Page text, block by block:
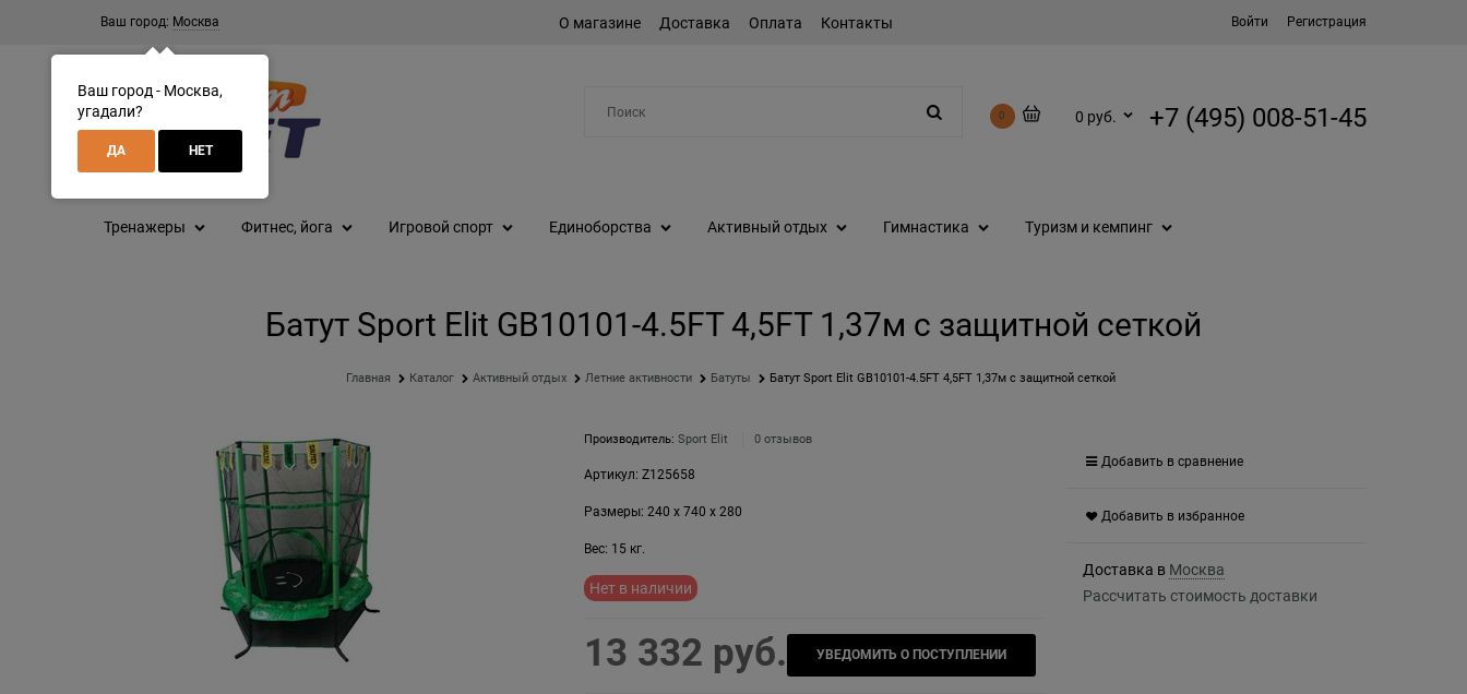
Ваш город: Москва О магазине Доставка Оплата Контакты Войти Регистрация
0 0 руб. +7 (495) 008-51-45
Тренажеры Фитнес, йога Игровой спорт Единоборства Активный отдых Гимнастика Туризм и кемпинг
Батут Sport Elit GB10101-4.5FT 4,5FT 1,37м с защитной сеткой
Главная Каталог Активный отдых Летние активности Батуты Батут Sport Elit GB10101-4.5FT 4,5FT 1,37м с защитной сеткой
Производитель: Sport Elit 0 отзывов
Артикул: Z125658
Размеры: 240 x 740 x 280
Вес: 15кг.
Нет в наличии
13 332 руб. УВЕДОМИТЬ О ПОСТУПЛЕНИИ
Добавить в сравнение
Добавить в избранное
Доставка в Москва
Рассчитать стоимость доставки
Ваш город - Москва,
угадали?
ДА НЕТ